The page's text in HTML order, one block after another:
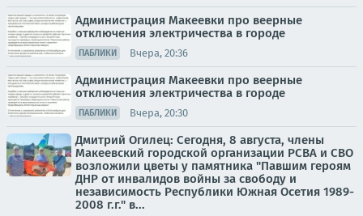
Администрация Макеевки про веерные
отключения электричества в городе
ПАБЛИКИ Вчера, 20:36
Администрация Макеевки про веерные
отключения электричества в городе
ПАБЛИКИ Вчера, 20:30
Дмитрий Огилец: Сегодня, 8 августа, члены
Макеевский городской организации РСВА и СВО
возложили цветы у памятника "Павшим героям
ДНР от инвалидов войны за свободу и
независимость Республики Южная Осетия 1989-
2008 г.г." в...